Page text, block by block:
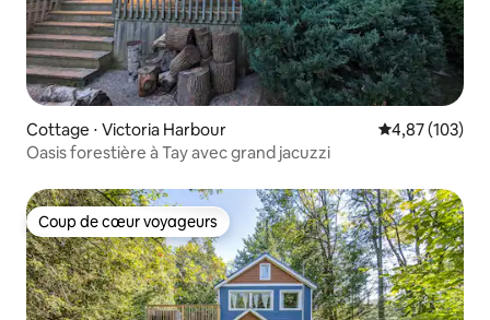
Cottage ⋅ Victoria Harbour Évaluation
4,87 (103)
Oasis forestière à Tay avec grand jacuzzi
Coup de cœur voyageurs
Coup de cœur voyageurs